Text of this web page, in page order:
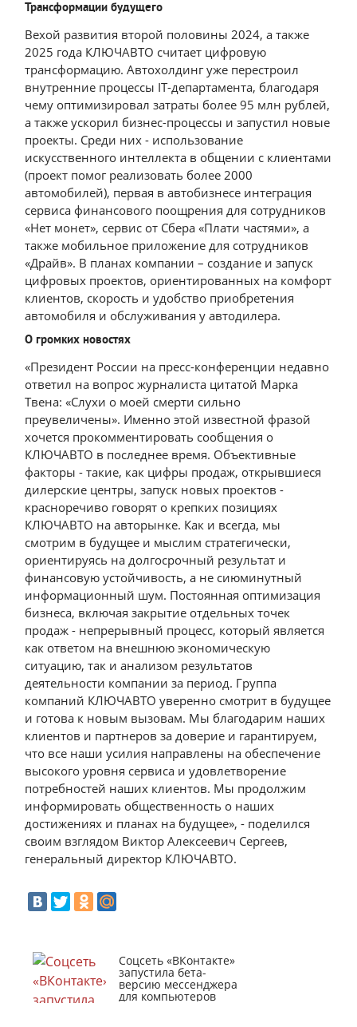
Трансформации будущего
Вехой развития второй половины 2024, а также
2025 года КЛЮЧАВТО считает цифровую
трансформацию. Автохолдинг уже перестроил
внутренние процессы IT-департамента, благодаря
чему оптимизировал затраты более 95 млн рублей,
а также ускорил бизнес-процессы и запустил новые
проекты. Среди них - использование
искусственного интеллекта в общении с клиентами
(проект помог реализовать более 2000
автомобилей), первая в автобизнесе интеграция
сервиса финансового поощрения для сотрудников
«Нет монет», сервис от Сбера «Плати частями», а
также мобильное приложение для сотрудников
«Драйв». В планах компании – создание и запуск
цифровых проектов, ориентированных на комфорт
клиентов, скорость и удобство приобретения
автомобиля и обслуживания у автодилера.
О громких новостях
«Президент России на пресс-конференции недавно
ответил на вопрос журналиста цитатой Марка
Твена: «Слухи о моей смерти сильно
преувеличены». Именно этой известной фразой
хочется прокомментировать сообщения о
КЛЮЧАВТО в последнее время. Объективные
факторы - такие, как цифры продаж, открывшиеся
дилерские центры, запуск новых проектов -
красноречиво говорят о крепких позициях
КЛЮЧАВТО на авторынке. Как и всегда, мы
смотрим в будущее и мыслим стратегически,
ориентируясь на долгосрочный результат и
финансовую устойчивость, а не сиюминутный
информационный шум. Постоянная оптимизация
бизнеса, включая закрытие отдельных точек
продаж - непрерывный процесс, который является
как ответом на внешнюю экономическую
ситуацию, так и анализом результатов
деятельности компании за период. Группа
компаний КЛЮЧАВТО уверенно смотрит в будущее
и готова к новым вызовам. Мы благодарим наших
клиентов и партнеров за доверие и гарантируем,
что все наши усилия направлены на обеспечение
высокого уровня сервиса и удовлетворение
потребностей наших клиентов. Мы продолжим
информировать общественность о наших
достижениях и планах на будущее», - поделился
своим взглядом Виктор Алексеевич Сергеев,
генеральный директор КЛЮЧАВТО.
Соцсеть «ВКонтакте»
запустила бета-
версию мессенджера
для компьютеров